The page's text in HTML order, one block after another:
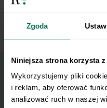
Zgoda
Niniejsza strona korzysta
Wykorzystujemy pliki
i reklam, aby oferować
analizować ruch w naszej
8
Gotową zupę
Wyślij